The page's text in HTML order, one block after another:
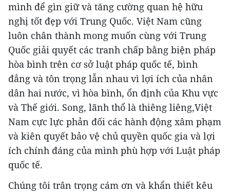
mình để gìn giữ và tăng cường quan hệ hữu
nghị tốt đẹp với Trung Quốc. Việt Nam cũng
luôn chân thành mong muốn cùng với Trung
Quốc giải quyết các tranh chấp bằng biện pháp
hòa bình trên cơ sở luật pháp quốc tế, bình
đẳng và tôn trọng lẫn nhau vì lợi ích của nhân
dân hai nước, vì hòa bình, ổn định của Khu vực
và Thế giới. Song, lãnh thổ là thiêng liêng,Việt
Nam cực lực phản đối các hành động xâm phạm
và kiên quyết bảo vệ chủ quyền quốc gia và lợi
ích chính đáng của mình phù hợp với Luật pháp
quốc tế.
Chúng tôi trân trọng cám ơn và khẩn thiết kêu